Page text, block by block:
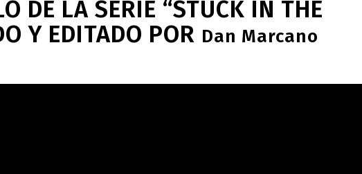
DE LA SERIE “STUCK IN THE
Y EDITADO POR Dan Marcano